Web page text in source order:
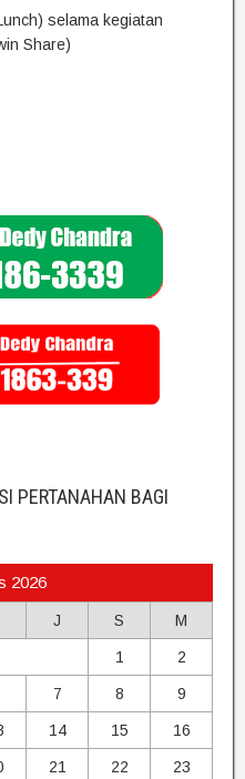
selama kegiatan
Share)
PERTANAHAN BAGI
2026
J S M
1 2
7 8 9
14 15 16
21 22 23